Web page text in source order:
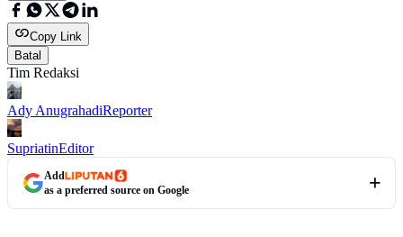
Copy Link
Batal
Tim Redaksi
Ady AnugrahadiReporter
SupriatinEditor
Add
as a preferred source on Google